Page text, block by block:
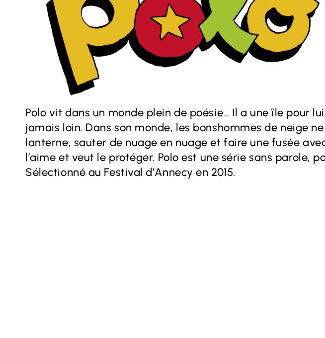
Polo vit dans un monde plein de poésie… Il a une île pour
jamais loin. Dans son monde, les bonshommes de neige
lanterne, sauter de nuage en nuage et faire une fusée
l’aime et veut le protéger. Polo est une série sans parole,
Sélectionné au Festival d’Annecy en 2015.